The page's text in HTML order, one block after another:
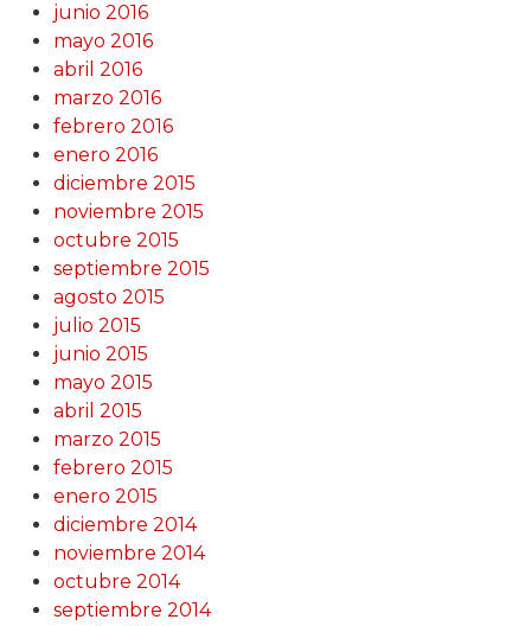
junio 2016
mayo 2016
abril 2016
marzo 2016
febrero 2016
enero 2016
diciembre 2015
noviembre 2015
octubre 2015
septiembre 2015
agosto 2015
julio 2015
junio 2015
mayo 2015
abril 2015
marzo 2015
febrero 2015
enero 2015
diciembre 2014
noviembre 2014
octubre 2014
septiembre 2014